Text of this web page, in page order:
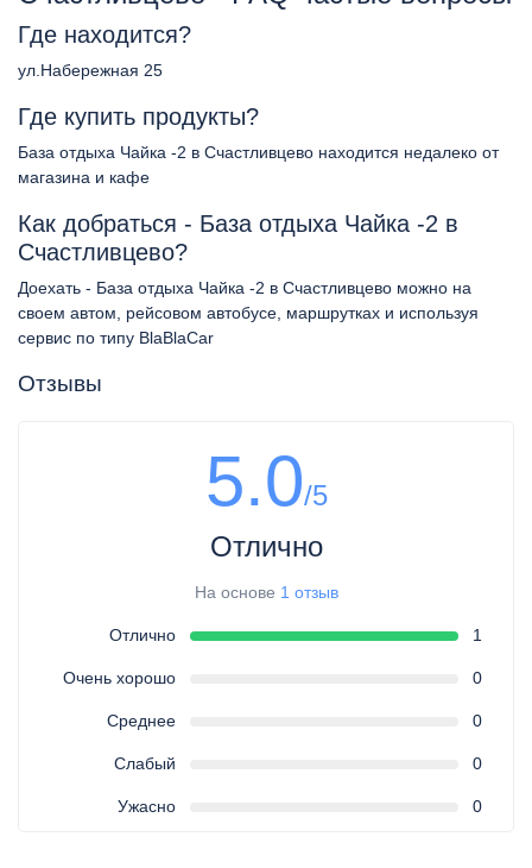
Где находится?
ул.Набережная 25
Где купить продукты?
База отдыха Чайка -2 в Счастливцево находится недалеко от
магазина и кафе
Как добраться - База отдыха Чайка -2 в
Счастливцево?
Доехать - База отдыха Чайка -2 в Счастливцево можно на
своем автом, рейсовом автобусе, маршрутках и используя
сервис по типу BlaBlaCar
Отзывы
5.0/5
Отлично
На основе 1 отзыв
Отлично 1
Очень хорошо 0
Среднее 0
Слабый 0
Ужасно 0